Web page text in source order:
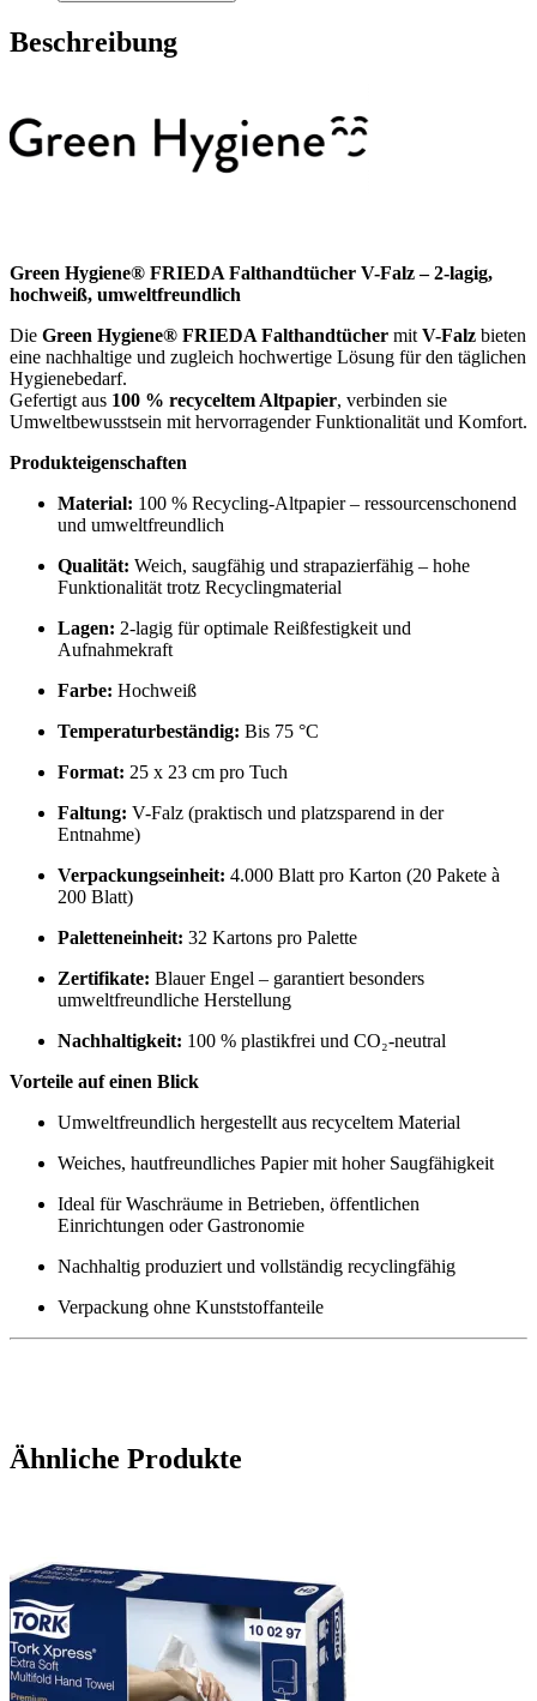
Beschreibung
Green Hygiene® FRIEDA Falthandtücher V-Falz – 2-lagig,
hochweiß, umweltfreundlich
Die Green Hygiene® FRIEDA Falthandtücher mit V-Falz bieten
eine nachhaltige und zugleich hochwertige Lösung für den täglichen
Hygienebedarf.
Gefertigt aus 100 % recyceltem Altpapier, verbinden sie
Umweltbewusstsein mit hervorragender Funktionalität und Komfort.
Produkteigenschaften
Material: 100 % Recycling-Altpapier – ressourcenschonend
und umweltfreundlich
Qualität: Weich, saugfähig und strapazierfähig – hohe
Funktionalität trotz Recyclingmaterial
Lagen: 2-lagig für optimale Reißfestigkeit und
Aufnahmekraft
Farbe: Hochweiß
Temperaturbeständig: Bis 75 °C
Format: 25 x 23 cm pro Tuch
Faltung: V-Falz (praktisch und platzsparend in der
Entnahme)
Verpackungseinheit: 4.000 Blatt pro Karton (20 Pakete à
200 Blatt)
Paletteneinheit: 32 Kartons pro Palette
Zertifikate: Blauer Engel – garantiert besonders
umweltfreundliche Herstellung
Nachhaltigkeit: 100 % plastikfrei und CO₂-neutral
Vorteile auf einen Blick
Umweltfreundlich hergestellt aus recyceltem Material
Weiches, hautfreundliches Papier mit hoher Saugfähigkeit
Ideal für Waschräume in Betrieben, öffentlichen
Einrichtungen oder Gastronomie
Nachhaltig produziert und vollständig recyclingfähig
Verpackung ohne Kunststoffanteile
Ähnliche Produkte